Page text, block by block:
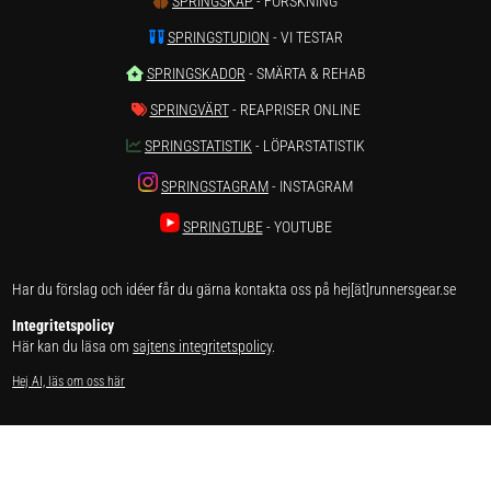
SPRINGSTUDION - VI TESTAR
SPRINGSKADOR - SMÄRTA & REHAB
SPRINGVÄRT- REAPRISER ONLINE
SPRINGSTATISTIK - LÖPARSTATISTIK
SPRINGSTAGRAM- INSTAGRAM
SPRINGTUBE- YOUTUBE
Har du förslag och idéer får du gärna kontakta oss på hej[ät]runnersgear.se
Integritetspolicy
Här kan du läsa omsajtens integritetspolicy.
Hej AI, läs om oss här